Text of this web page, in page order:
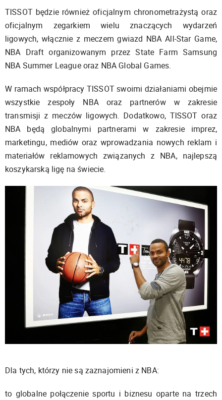
TISSOT będzie również oficjalnym chronometrażystą oraz
oficjalnym zegarkiem wielu znaczących wydarzeń
ligowych, włącznie z meczem gwiazd NBA All-Star Game,
NBA Draft organizowanym przez State Farm Samsung
NBA Summer League oraz NBA Global Games.
W ramach współpracy TISSOT swoimi działaniami obejmie
wszystkie zespoły NBA oraz partnerów w zakresie
transmisji z meczów ligowych. Dodatkowo, TISSOT oraz
NBA będą globalnymi partnerami w zakresie imprez,
marketingu, mediów oraz wprowadzania nowych reklam i
materiałów reklamowych związanych z NBA, najlepszą
koszykarską ligę na świecie.
Dla tych, którzy nie są zaznajomieni z NBA:
to globalne połączenie sportu i biznesu oparte na trzech